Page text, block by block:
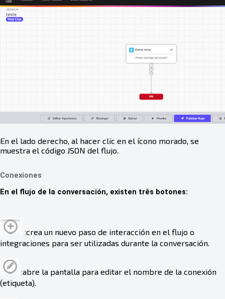
En el lado derecho, al hacer clic en el ícono morado, se
muestra el código JSON del flujo.
Conexiones
En el flujo de la conversación, existen três botones:
:crea un nuevo paso de interacción en el flujo o
integraciones para ser utilizadas durante la conversación.
:abre la pantalla para editar el nombre de la conexión
(etiqueta).